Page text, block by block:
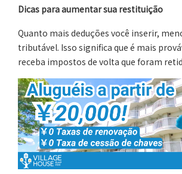
Dicas para aumentar sua restituição
Quanto mais deduções você inserir,
tributável. Isso significa que é mais
receba impostos de volta que foram